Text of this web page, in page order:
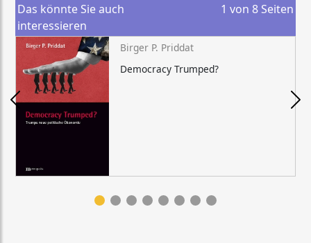
Das könnte Sie auch
interessieren
1 von 8 Seiten
Birger P. Priddat
Democracy Trumped?